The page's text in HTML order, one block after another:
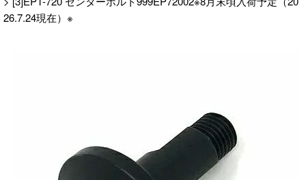
26.7.24現在）※